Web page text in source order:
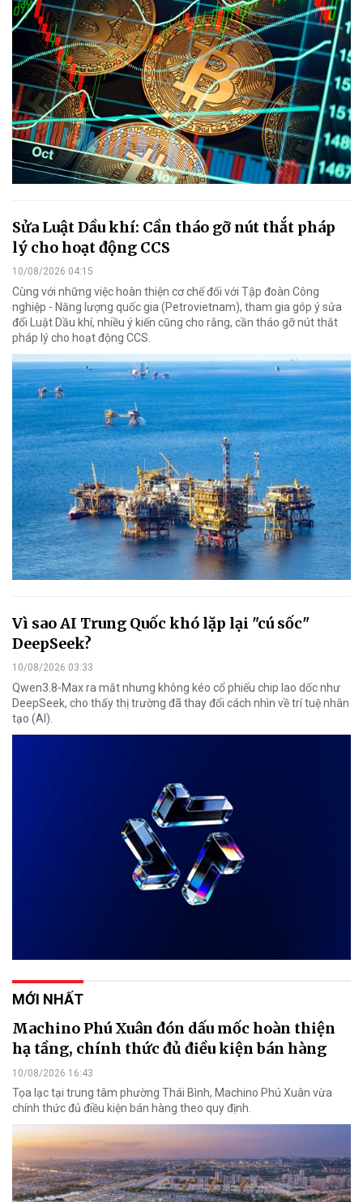
Sửa Luật Dầu khí: Cần tháo gỡ nút thắt pháp
lý cho hoạt động CCS
10/08/2026 04:15
Cùng với những việc hoàn thiện cơ chế đối với Tập đoàn Công
nghiệp - Năng lượng quốc gia (Petrovietnam), tham gia góp ý sửa
đổi Luật Dầu khí, nhiều ý kiến cũng cho rằng, cần tháo gỡ nút thắt
pháp lý cho hoạt động CCS.
Vì sao AI Trung Quốc khó lặp lại "cú sốc"
DeepSeek?
10/08/2026 03:33
Qwen3.8-Max ra mắt nhưng không kéo cổ phiếu chip lao dốc như
DeepSeek, cho thấy thị trường đã thay đổi cách nhìn về trí tuệ nhân
tạo (AI).
MỚI NHẤT
Machino Phú Xuân đón dấu mốc hoàn thiện
hạ tầng, chính thức đủ điều kiện bán hàng
10/08/2026 16:43
Tọa lạc tại trung tâm phường Thái Bình, Machino Phú Xuân vừa
chính thức đủ điều kiện bán hàng theo quy định.